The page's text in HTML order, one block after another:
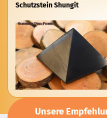
Schutzstein Shungit
Unsere